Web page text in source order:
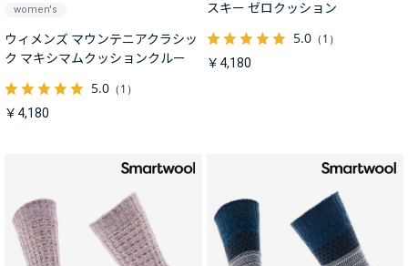
women's
ウィメンズ マウンテニアクラシッ
ク マキシマムクッションクルー
5.0 （1）
￥4,180
スキー ゼロクッション
5.0（1）
￥4,180